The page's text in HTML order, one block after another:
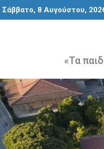
Σάββατο, 8 Αυγούστου,
«Τα